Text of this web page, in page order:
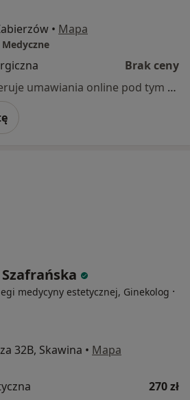
• Mapa
Brak ceny
Specjalista nie oferuje umawiania online pod tym adresem.
medycyny estetycznej, Ginekolog ·
32B, Skawina • Mapa
270 zł